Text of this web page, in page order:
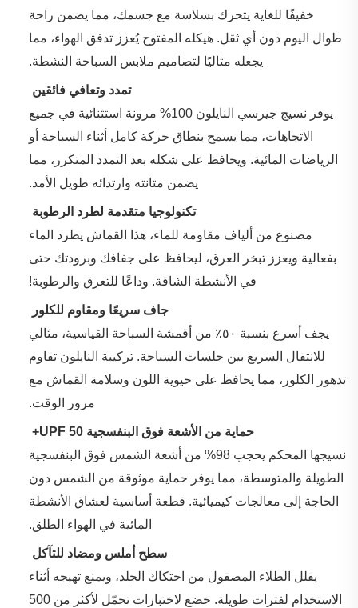
خفيفًا للغاية يتحرك بسلاسة مع جسمك، مما يضمن راحة
طوال اليوم دون أي ثقل. هيكله المفتوح يُعزز تدفق الهواء، مما
يجعله مثاليًا لتصاميم ملابس السباحة النشطة.
‌تمدد وتعافي فائقين
يوفر نسيج جيرسي النايلون 100% مرونة استثنائية في جميع
الاتجاهات، مما يسمح بنطاق حركة كامل أثناء السباحة أو
الرياضات المائية. ويحافظ على شكله بعد التمدد المتكرر، مما
يضمن متانته وارتدائه طويل الأمد.
‌تكنولوجيا متقدمة لطرد الرطوبة
مصنوع من ألياف مقاومة للماء، هذا القماش يطرد الماء
بفعالية ويعزز تبخر العرق، ليحافظ على جفافك وبرودتك حتى
في الأنشطة الشاقة. وداعًا للتعرق والرطوبة!
جاف سريعًا ومقاوم للكلور
يجف أسرع بنسبة ٥٠٪ من أقمشة السباحة القياسية، مثالي
للانتقال السريع بين جلسات السباحة. تركيبة النايلون تقاوم
تدهور الكلور، مما يحافظ على حيوية اللون وسلامة القماش مع
مرور الوقت.
حماية من الأشعة فوق البنفسجية UPF 50+
نسيجها المحكم يحجب 98% من أشعة الشمس فوق البنفسجية
الطويلة والمتوسطة، مما يوفر حماية موثوقة من الشمس دون
الحاجة إلى معالجات كيميائية. قطعة أساسية لعشاق الأنشطة
المائية في الهواء الطلق.
سطح أملس ومضاد للتآكل
يقلل الطلاء المصقول من احتكاك الجلد، ويمنع تهيجه أثناء
الاستخدام لفترات طويلة. خضع لاختبارات تحمّل لأكثر من 500